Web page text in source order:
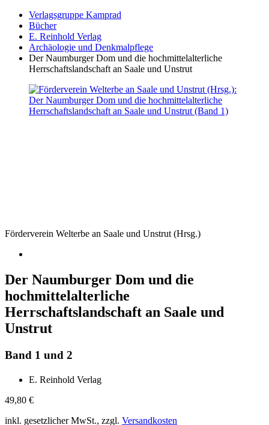
Verlagsgruppe Kamprad
Bücher
E. Reinhold Verlag
Archäologie und Denkmalpflege
Der Naumburger Dom und die hochmittelalterliche
Herrschaftslandschaft an Saale und Unstrut
Förderverein Welterbe an Saale und Unstrut (Hrsg.)
Der Naumburger Dom und die
hochmittelalterliche
Herrschaftslandschaft an Saale und
Unstrut
Band 1 und 2
E. Reinhold Verlag
49,80 €
inkl. gesetzlicher MwSt., zzgl. Versandkosten